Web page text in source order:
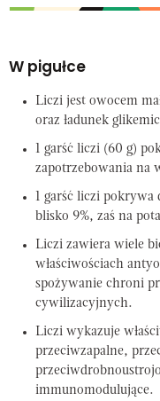
W pigułce
Liczi jest owocem
oraz ładunek
1 garść liczi (60 g)
zapotrzebowania na
1 garść liczi pokrywa
blisko 9%, zaś na
Liczi zawiera wiele
właściwościach
spożywanie chroni
cywilizacyjnych.
Liczi wykazuje
przeciwzapalne,
immunomodulujące.